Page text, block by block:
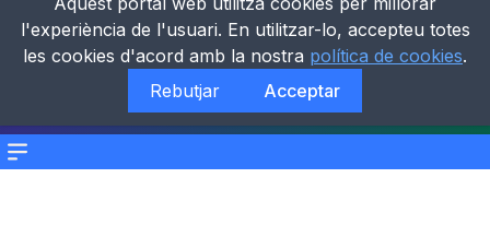
Menu
l'experiència de l'usuari. En utilitzar-lo, accepteu totes
les cookies d'acord amb la nostra política de cookies.
Rebutjar
Acceptar